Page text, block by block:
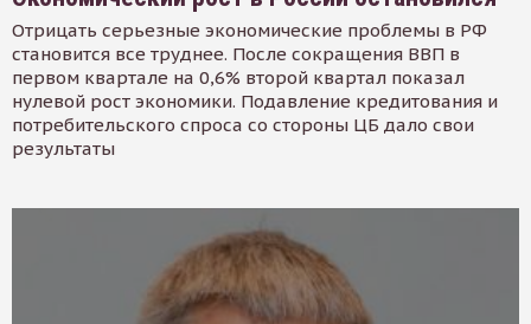
Отрицать серьезные экономические проблемы в РФ
становится все труднее. После сокращения ВВП в
первом квартале на 0,6% второй квартал показал
нулевой рост экономики. Подавление кредитования и
потребительского спроса со стороны ЦБ дало свои
результаты